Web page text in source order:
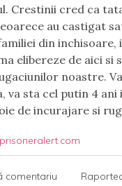
Crestinii cred ca
au castigat
din inchisoare,
elibereze de aici si
noastre.
va sta cel putin 4 ani
de incurajare si
comentariu